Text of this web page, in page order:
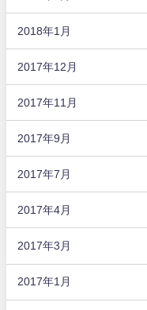
2018年1月
2017年12月
2017年11月
2017年9月
2017年7月
2017年4月
2017年3月
2017年1月